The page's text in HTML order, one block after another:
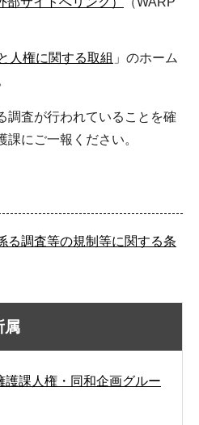
人権に関する取組 」のホーム
調査が行われていることを確
にご一報ください。
る調査等の規制等に関する条
属
護課人権・同和企画グルー